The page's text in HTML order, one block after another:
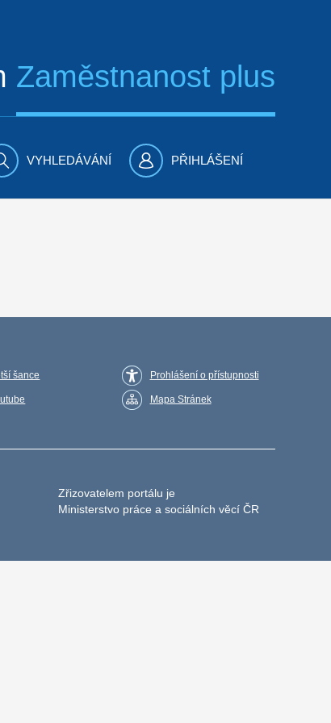
Zaměstnanost plus
VYHLEDÁVÁNÍ PŘIHLÁŠENÍ
šance Prohlášení o přístupnosti
Mapa Stránek
Zřizovatelem portálu je
Ministerstvo práce a sociálních věcí ČR